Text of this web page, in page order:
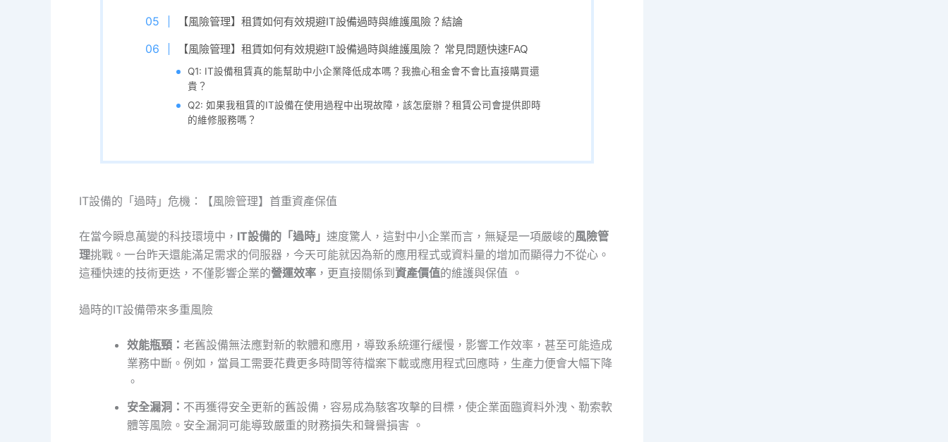
【風險管理】租賃如何有效規避IT設備過時與維護風險？結論
【風險管理】租賃如何有效規避IT設備過時與維護風險？ 常見問題快速FAQ
Q1: IT設備租賃真的能幫助中小企業降低成本嗎？我擔心租金會不會比直接購買還
貴？
Q2: 如果我租賃的IT設備在使用過程中出現故障，該怎麼辦？租賃公司會提供即時
的維修服務嗎？
IT設備的「過時」危機：【風險管理】首重資產保值
在當今瞬息萬變的科技環境中， IT設備的「過時」 速度驚人，這對中小企業而言，無疑是一項嚴峻的風險管
理挑戰。一台昨天還能滿足需求的伺服器，今天可能就因為新的應用程式或資料量的增加而顯得力不從心。
這種快速的技術更迭，不僅影響企業的營運效率 ，更直接關係到 資產價值的維護與保值 。
過時的IT設備帶來多重風險
效能瓶頸： 老舊設備無法應對新的軟體和應用，導致系統運行緩慢，影響工作效率，甚至可能造成
業務中斷。例如，當員工需要花費更多時間等待檔案下載或應用程式回應時，生產力便會大幅下降
。
安全漏洞： 不再獲得安全更新的舊設備，容易成為駭客攻擊的目標，使企業面臨資料外洩、勒索軟
體等風險。安全漏洞可能導致嚴重的財務損失和聲譽損害 。